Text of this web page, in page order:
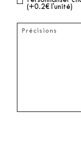
(+0.2€ l'unité)